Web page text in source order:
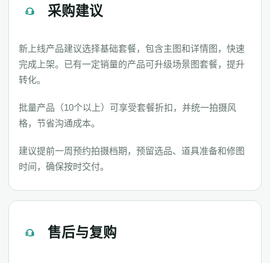
采购建议
新上线产品建议选择基础套餐，包含主图和详情图，快速
完成上架。已有一定销量的产品可升级场景图套餐，提升
转化。
批量产品（10个以上）可享受套餐折扣，并统一拍摄风
格，节省沟通成本。
建议提前一周预约拍摄档期，预留选品、道具准备和修图
时间，确保按时交付。
售后与复购